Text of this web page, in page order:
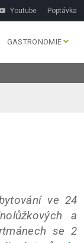
Youtube Poptávka
GASTRONOMIE
ve 24
a
se 2